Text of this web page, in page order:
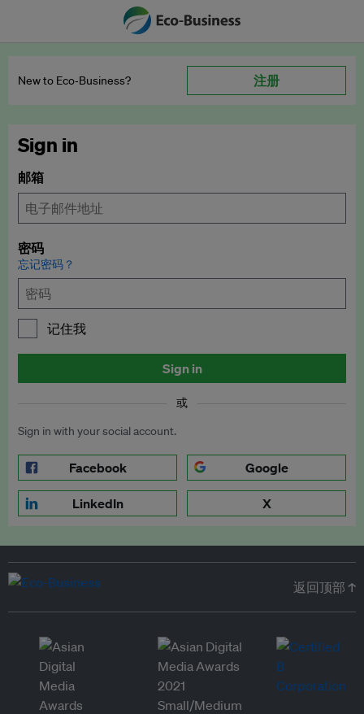
New to Eco‑Business? 注册
Sign in
邮箱
密码
忘记密码？
记住我
Sign in
或
Sign in with your social account.
Facebook Google
LinkedIn X
返回顶部 ↑